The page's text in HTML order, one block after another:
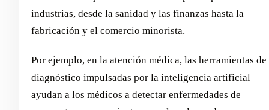
industrias, desde la sanidad y las finanzas hasta la
fabricación y el comercio minorista.
Por ejemplo, en la atención médica, las herramientas de
diagnóstico impulsadas por la inteligencia artificial
ayudan a los médicos a detectar enfermedades de